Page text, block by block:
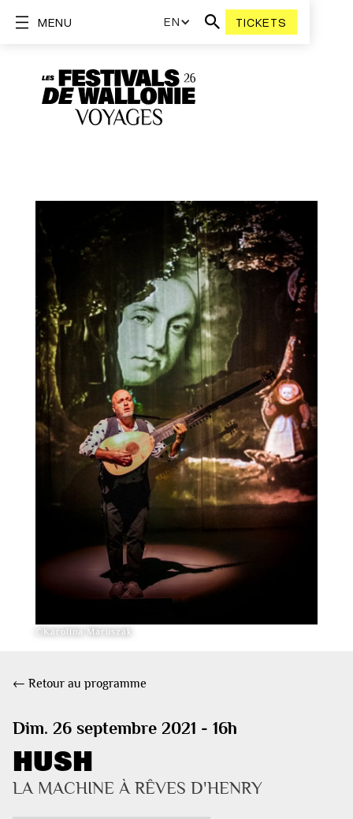
EN TICKETS
MENU
©Karolina Maruszak
← Retour au programme
Dim. 26 septembre 2021 - 16h
HUSH
LA MACHINE À RÊVES D'HENRY